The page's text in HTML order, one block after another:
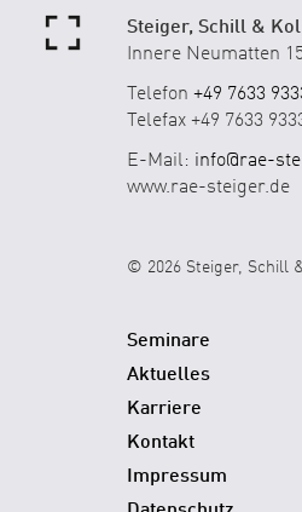
Steiger, Schill &
Innere Neumatten
Telefon +49 7633
Telefax +49 7633
E-Mail: info@rae-
www.rae-steiger.de
© 2026 Steiger, Schill
Seminare
Aktuelles
Karriere
Kontakt
Impressum